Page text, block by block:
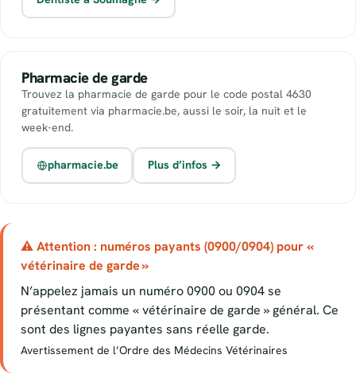
Pharmacie de garde
Trouvez la pharmacie de garde pour le code postal 4630
gratuitement via pharmacie.be, aussi le soir, la nuit et le
week-end.
pharmacie.be Plus d’infos →
⚠ Attention : numéros payants (0900/0904) pour «
vétérinaire de garde »
N’appelez jamais un numéro 0900 ou 0904 se
présentant comme « vétérinaire de garde » général. Ce
sont des lignes payantes sans réelle garde.
Avertissement de l’Ordre des Médecins Vétérinaires